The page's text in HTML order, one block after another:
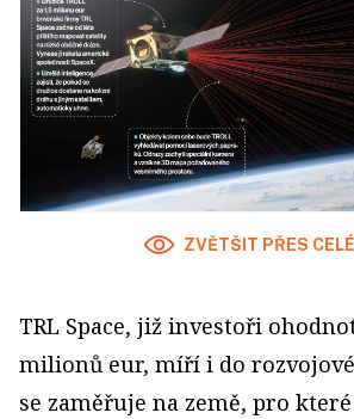
ZVĚTŠIT PŘES
TRL Space, již investoři
milionů eur, míří i do
se zaměřuje na země, pro